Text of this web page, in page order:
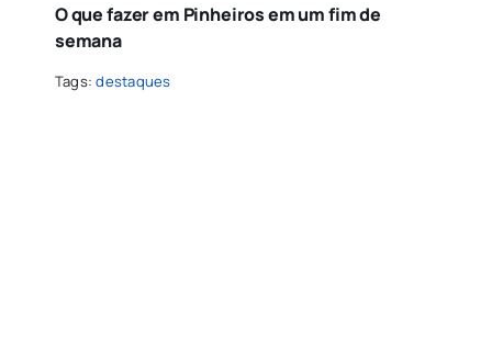
O que fazer em Pinheiros em um fim de
semana
Tags:destaques